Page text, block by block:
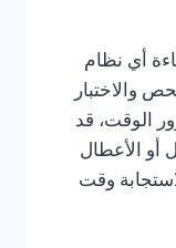
أي نظام
والاختبار
الوقت، قد
أو الأعطال
وقت